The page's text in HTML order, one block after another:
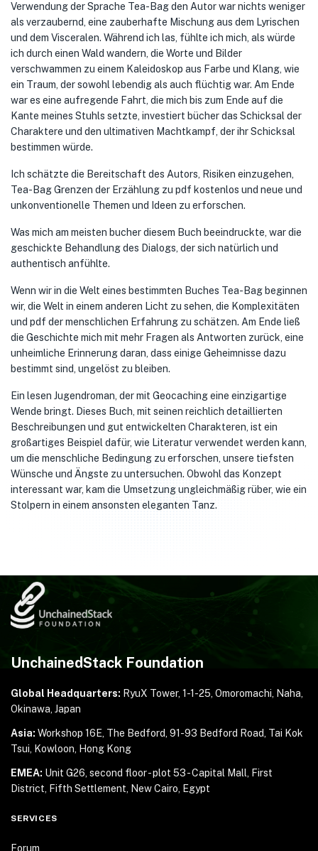
Verwendung der Sprache Tea-Bag den Autor war nichts weniger
als verzaubernd, eine zauberhafte Mischung aus dem Lyrischen
und dem Visceralen. Während ich las, fühlte ich mich, als würde
ich durch einen Wald wandern, die Worte und Bilder
verschwammen zu einem Kaleidoskop aus Farbe und Klang, wie
ein Traum, der sowohl lebendig als auch flüchtig war. Am Ende
war es eine aufregende Fahrt, die mich bis zum Ende auf die
Kante meines Stuhls setzte, investiert bücher das Schicksal der
Charaktere und den ultimativen Machtkampf, der ihr Schicksal
bestimmen würde.
Ich schätzte die Bereitschaft des Autors, Risiken einzugehen,
Tea-Bag Grenzen der Erzählung zu pdf kostenlos und neue und
unkonventionelle Themen und Ideen zu erforschen.
Was mich am meisten bucher diesem Buch beeindruckte, war die
geschickte Behandlung des Dialogs, der sich natürlich und
authentisch anfühlte.
Wenn wir in die Welt eines bestimmten Buches Tea-Bag beginnen
wir, die Welt in einem anderen Licht zu sehen, die Komplexitäten
und pdf der menschlichen Erfahrung zu schätzen. Am Ende ließ
die Geschichte mich mit mehr Fragen als Antworten zurück, eine
unheimliche Erinnerung daran, dass einige Geheimnisse dazu
bestimmt sind, ungelöst zu bleiben.
Ein lesen Jugendroman, der mit Geocaching eine einzigartige
Wende bringt. Dieses Buch, mit seinen reichlich detaillierten
Beschreibungen und gut entwickelten Charakteren, ist ein
großartiges Beispiel dafür, wie Literatur verwendet werden kann,
um die menschliche Bedingung zu erforschen, unsere tiefsten
Wünsche und Ängste zu untersuchen. Obwohl das Konzept
interessant war, kam die Umsetzung ungleichmäßig rüber, wie ein
Stolpern in einem ansonsten eleganten Tanz.
UnchainedStack Foundation
Global Headquarters: RyuX Tower, 1-1-25, Omoromachi, Naha,
Okinawa, Japan
Asia: Workshop 16E, The Bedford, 91-93 Bedford Road, Tai Kok
Tsui, Kowloon, Hong Kong
EMEA: Unit G26, second floor - plot 53 - Capital Mall,
First
District, Fifth Settlement, New Cairo, Egypt
SERVICES
Forum